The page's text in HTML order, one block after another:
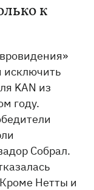
к
исключить
KAN из
году.
Собрал.
Нетты и